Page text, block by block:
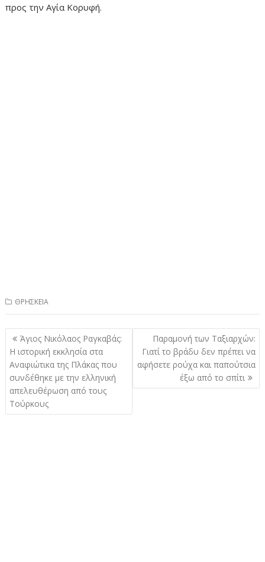
προς την Αγία Κορυφή.
ΘΡΗΣΚΕΙΑ
Πλοήγηση
άρθρων
Άγιος Νικόλαος Ραγκαβάς:
Η ιστορική εκκλησία στα
Αναφιώτικα της Πλάκας που
συνδέθηκε με την ελληνική
απελευθέρωση από τους
Τούρκους
Παραμoνή των Ταξιαρχών:
Γιατί το βράδυ δεν πρέπει να
αφήσετε ρούχα και παπούτσια
έξω από το σπίτι